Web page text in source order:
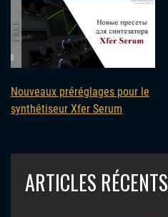
Nouveaux préréglages pour le
synthétiseur Xfer Serum
ARTICLES RÉCENTS